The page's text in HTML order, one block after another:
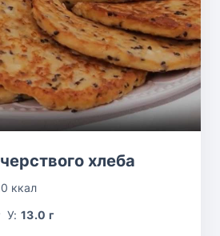
хлеба
ккал
У:13.0 г